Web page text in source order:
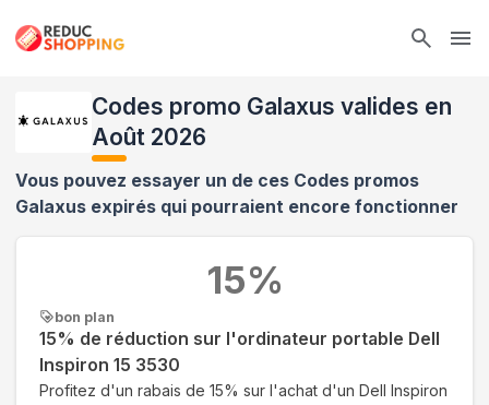
Codes promo Galaxus valides en
Août 2026
Vous pouvez essayer un de ces Codes promos
Galaxus expirés qui pourraient encore fonctionner
bon plan
15% de réduction sur l'ordinateur portable Dell
Inspiron 15 3530
Profitez d'un rabais de 15% sur l'achat d'un Dell Inspiron
15%